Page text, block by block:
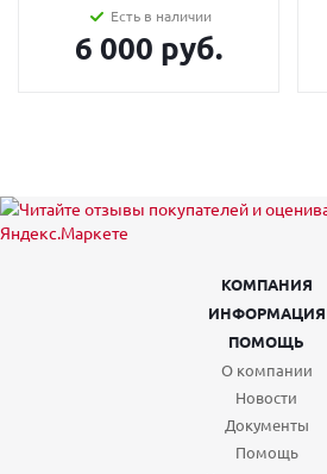
Есть в наличии
6 000 руб.
КОМПАНИЯ
ИНФОРМАЦИЯ
ПОМОЩЬ
О компании
Новости
Документы
Помощь